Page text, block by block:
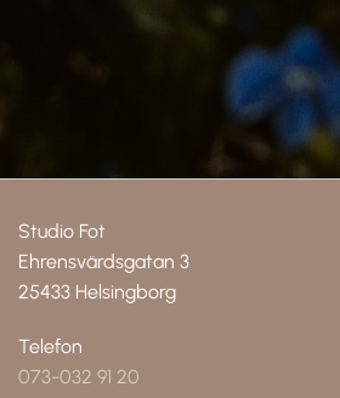
Studio Fot
Ehrensvärdsgatan 3
25433 Helsingborg
Telefon
073-032 91 20